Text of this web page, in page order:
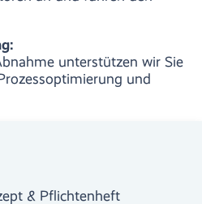
unterstützen wir Sie
und
& Pflichtenheft